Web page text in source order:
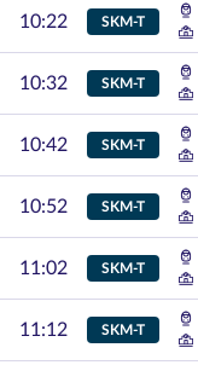
10:22 SKM-T
10:32 SKM-T
10:42 SKM-T
10:52 SKM-T
11:02 SKM-T
11:12 SKM-T